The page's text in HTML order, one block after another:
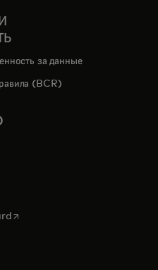
за данные
(BCR)
tab
in a new tab
opens in a new tab
in a new tab